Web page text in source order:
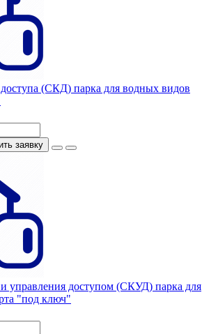
(СКД) парка для водных видов
заявку
управления доступом (СКУД) парка для
"под ключ"